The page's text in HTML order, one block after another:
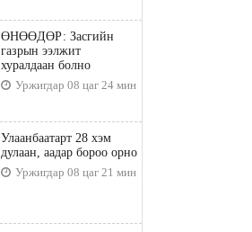
ӨНӨӨДӨР: Засгийн
газрын ээлжит
хуралдаан болно
Уржигдар 08 цаг 24 мин
Улаанбаатарт 28 хэм
дулаан, аадар бороо орно
Уржигдар 08 цаг 21 мин